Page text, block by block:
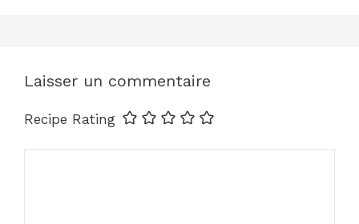
Laisser un commentaire
Recipe Rating